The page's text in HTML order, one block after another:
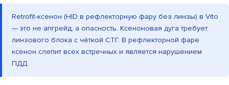
Retrofit-ксенон (HID в рефлекторную фару без линзы) в Vito
— это не апгрейд, а опасность. Ксеноновая дуга требует
линзового блока с чёткой СТГ. В рефлекторной фаре
ксенон слепит всех встречных и является нарушением
ПДД.